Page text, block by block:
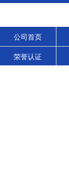
公司首页
荣誉认证